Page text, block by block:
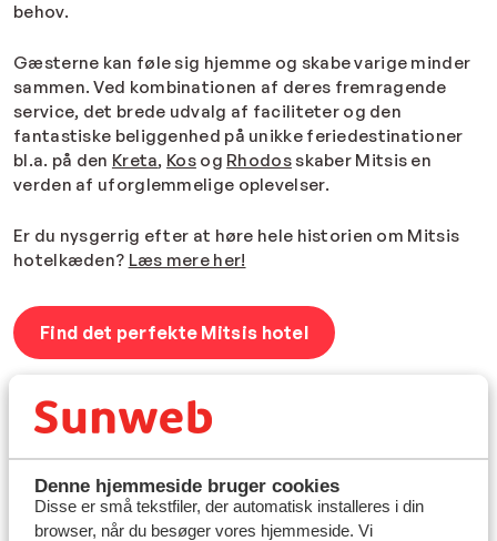
Denne hjemmeside bruger cookies
Disse er små tekstfiler, der automatisk installeres i din
browser, når du besøger vores hjemmeside. Vi
behov.
Gæsterne kan føle sig hjemme og skabe varige minder
sammen. Ved kombinationen af deres fremragende
service, det brede udvalg af faciliteter og den
fantastiske beliggenhed på unikke feriedestinationer
bl.a. på den Kreta, Kosog Rhodosskaber Mitsis en
verden af uforglemmelige oplevelser.
Er du nysgerrig efter at høre hele historien om Mitsis
hotelkæden? Læs mere her!
Find det perfekte Mitsis hotel
Bygget af et stærkt fundament
✔Bo på fire eller femstjernede hoteller
✔Perfekte beliggenheder